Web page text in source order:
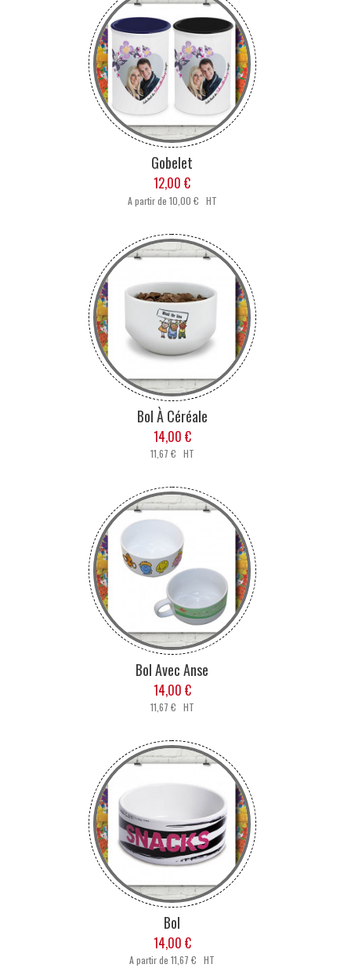
Gobelet
12,00 €
A partir de 10,00 € HT
Bol À Céréale
14,00 €
11,67 € HT
Bol Avec Anse
14,00 €
11,67 € HT
Bol
14,00 €
A partir de11,67 € HT